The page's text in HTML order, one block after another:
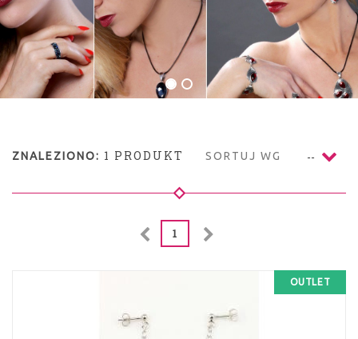
ZNALEZIONO: 1 PRODUKT SORTUJ WG --
1
OUTLET